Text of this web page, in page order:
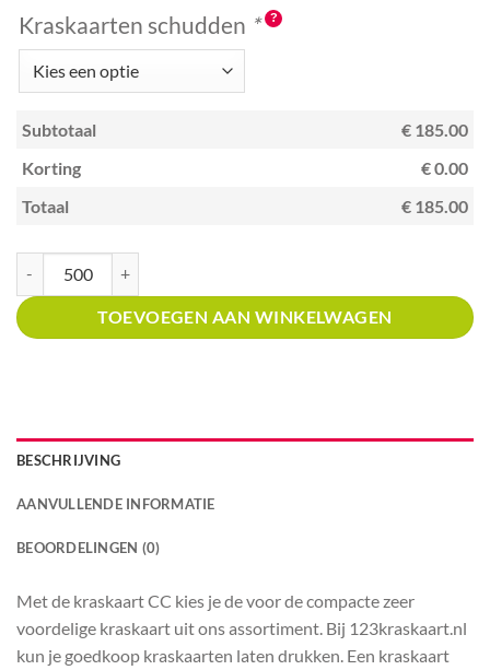
Kraskaarten schudden *
Subtotaal
€ 185.00
Korting
€ 0.00
Totaal
€ 185.00
TOEVOEGEN AAN WINKELWAGEN
BESCHRIJVING
AANVULLENDE INFORMATIE
BEOORDELINGEN (0)
Met de kraskaart CC kies je de voor de compacte zeer
voordelige kraskaart uit ons assortiment. Bij 123kraskaart.nl
kun je goedkoop kraskaarten laten drukken. Een kraskaart